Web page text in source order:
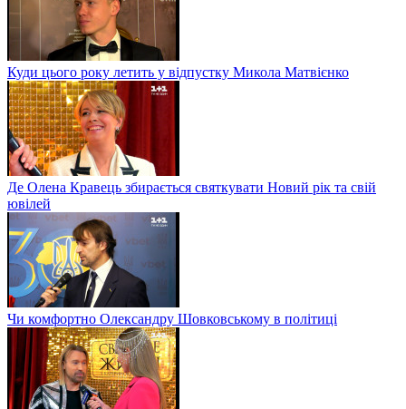
Куди цього року летить у відпустку Микола Матвієнко
Де Олена Кравець збирається святкувати Новий рік та свій
ювілей
Чи комфортно Олександру Шовковському в політиці